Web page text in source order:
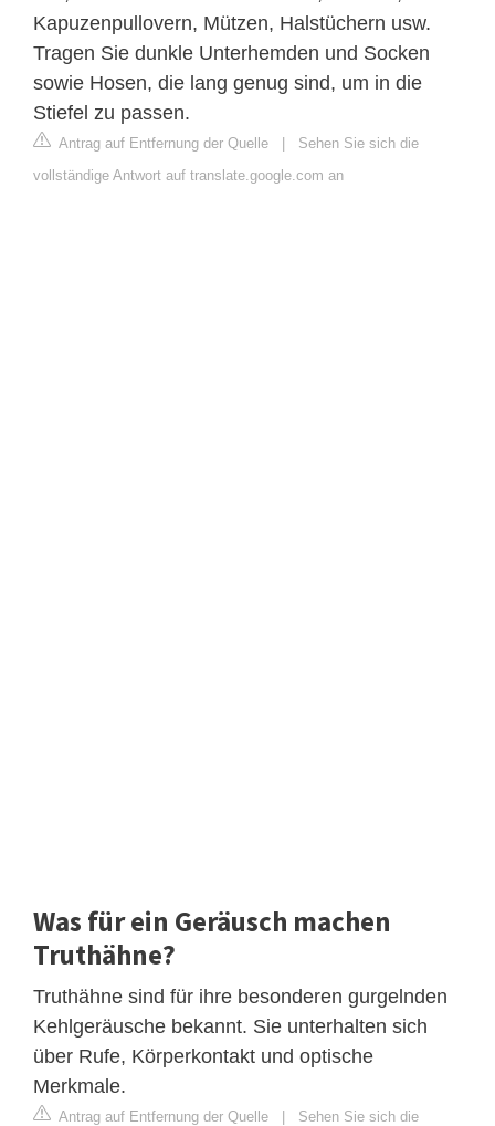
Kapuzenpullovern, Mützen, Halstüchern usw.
Tragen Sie dunkle Unterhemden und Socken
sowie Hosen, die lang genug sind, um in die
Stiefel zu passen.
Antrag auf Entfernung der Quelle | Sehen Sie sich die
vollständige Antwort auf translate.google.com an
Was für ein Geräusch machen
Truthähne?
Truthähne sind für ihre besonderen gurgelnden
Kehlgeräusche bekannt. Sie unterhalten sich
über Rufe, Körperkontakt und optische
Merkmale.
Antrag auf Entfernung der Quelle | Sehen Sie sich die